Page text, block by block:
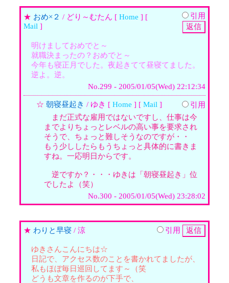
★ おめ×２ / どり～むたん [ Home ] [
Mail ]
引用
明けましておめでと～
就職決まったの？おめでと～
今年も寝正月でした。夜起きてて昼寝てました。
逆よ。逆。
No.299 - 2005/01/05(Wed) 22:12:34
☆ 朝寝昼起き / ゆき [ Home ] [ Mail ]
引用
まだ正式な雇用ではないですし、仕事は今
までよりちょっとレベルの高い事を要求され
そうで、ちょっと難しそうなのですが・・
もう少ししたらもうちょっと具体的に書きま
すね。一応明日からです。
逆ですか？・・・ゆきは「朝寝昼起き」位
でしたよ（笑）
No.300 - 2005/01/05(Wed) 23:28:02
★ わりと早寝 / 涼 引用
ゆきさんこんにちは☆
日記で、アクセス数のことを書かれてましたが、
私もほぼ毎日巡回してます～（笑
どうも文章を作るのが下手で、